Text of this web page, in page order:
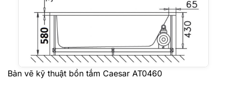
Bản vẽ kỹ thuật bồn tắm Caesar AT0460